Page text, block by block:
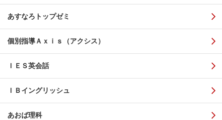
あすなろトップゼミ
個別指導Ａｘｉｓ（アクシス）
ＩＥＳ英会話
ＩＢイングリッシュ
あおば理科